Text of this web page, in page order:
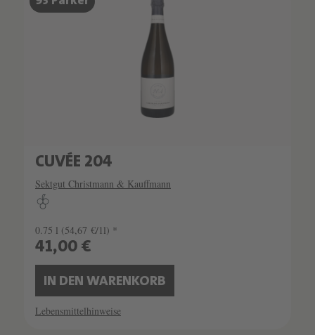
CUVÉE 204
Sektgut Christmann & Kauffmann
0.75 l (54,67 €/1l) *
41,00 €
IN DEN WARENKORB
Lebensmittelhinweise